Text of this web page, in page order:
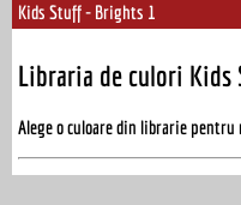
Kids Stuff - Brights 1
Libraria de culori
Alege o culoare din librarie pentru